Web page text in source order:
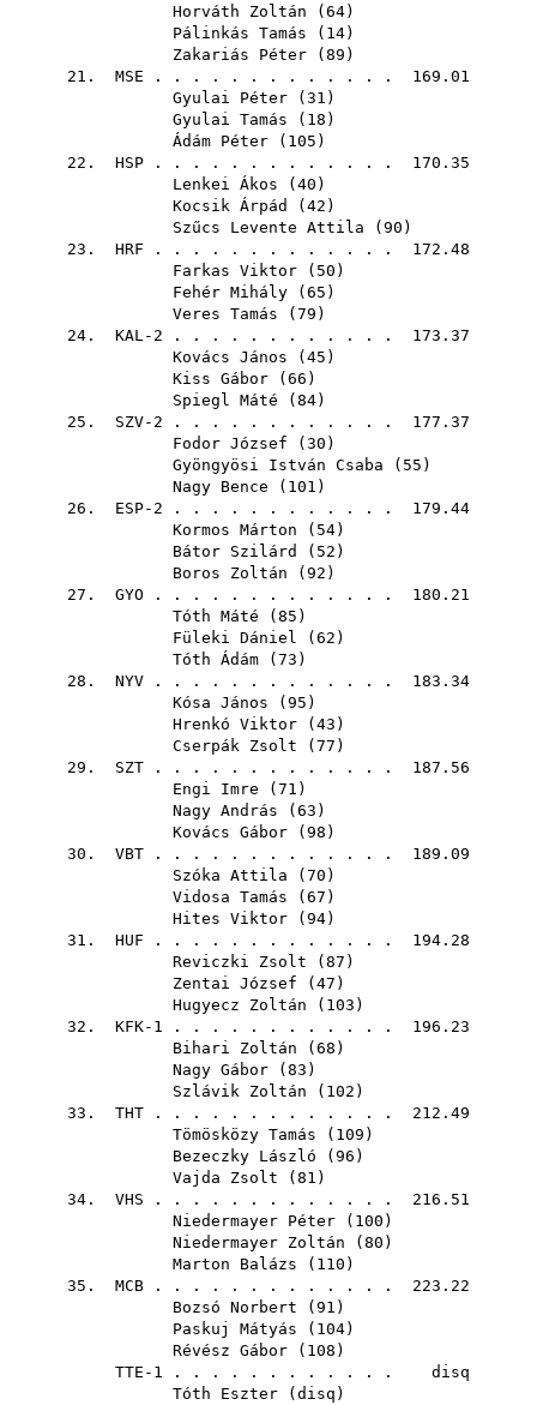
Horváth Zoltán ( 64)
Pálinkás Tamás ( 14)
Zakariás Péter ( 89 )
21. MSE . . . . . . . . . . . . . 169.01
Gyulai Péter ( 31 )
Gyulai Tamás ( 18 )
Ádám Péter ( 105 )
22. HSP . . . . . . . . . . . . . 170.35
Lenkei Ákos ( 40 )
Kocsik Árpád
( 42 )
Szűcs Levente Attila ( 90 )
23. HRF . . . . . . . . . . . . . 172.48
Farkas Viktor ( 50 )
Fehér Mihály ( 65 )
Veres Tamás ( 79 )
24. KAL-2 . . . . . . . . . . . . 173.37
Kovács János ( 45 )
Kiss Gábor ( 66 )
Spiegl Máté ( 84)
25. SZV-2 . . . . . . . . . . . . 177.37
Fodor József ( 30 )
Gyöngyösi István Csaba ( 55 )
Nagy Bence ( 101 )
26. ESP-2 . . . . . . . . . . . . 179.44
Kormos Márton ( 54)
Bátor Szilárd
( 52 )
Boros Zoltán ( 92 )
27. GYO . . . . . . . . . . . . . 180.21
Tóth Máté ( 85 )
Füleki Dániel ( 62 )
Tóth Ádám ( 73 )
28. NYV . . . . . . . . . . . . . 183.34
Kósa János ( 95 )
Hrenkó Viktor ( 43 )
Cserpák Zsolt ( 77 )
29. SZT . . . . . . . . . . . . . 187.56
Engi Imre ( 71 )
Nagy András ( 63 )
Kovács Gábor ( 98 )
30. VBT . . . . . . . . . . . . . 189.09
Szóka Attila ( 70 )
Vidosa Tamás ( 67 )
Hites Viktor ( 94)
31. HUF . . . . . . . . . . . . . 194.28
Reviczki Zsolt ( 87 )
Zentai József ( 47 )
Hugyecz Zoltán ( 103 )
32. KFK-1 . . . . . . . . . . . . 196.23
Bihari Zoltán ( 68 )
Nagy Gábor ( 83 )
Szlávik Zoltán ( 102 )
33. THT . . . . . . . . . . . . . 212.49
Tömösközy Tamás ( 109 )
Bezeczky László ( 96 )
Vajda Zsolt ( 81 )
34. VHS . . . . . . . . . . . . . 216.51
Niedermayer Péter ( 100 )
Niedermayer Zoltán ( 80 )
Marton Balázs ( 110 )
35. MCB . . . . . . . . . . . . . 223.22
Bozsó Norbert ( 91 )
Paskuj Mátyás ( 104)
Révész Gábor ( 108 )
TTE-1 . . . . . . . . . . . . disq
Tóth Eszter ( disq )